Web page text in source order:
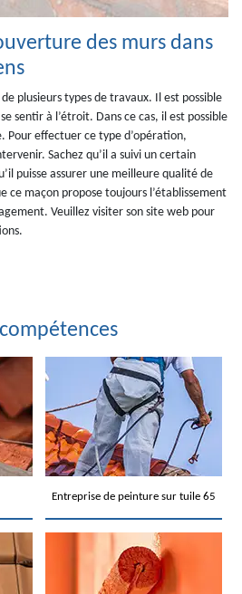
des murs dans
plusieurs types de travaux. Il est possible
sentir à l’étroit. Dans ce cas, il est possible
Pour effectuer ce type d’opération,
Sachez qu’il a suivi un certain
puisse assurer une meilleure qualité de
ce maçon propose toujours l’établissement
Veuillez visiter son site web pour
Entreprise de peinture sur tuile 65